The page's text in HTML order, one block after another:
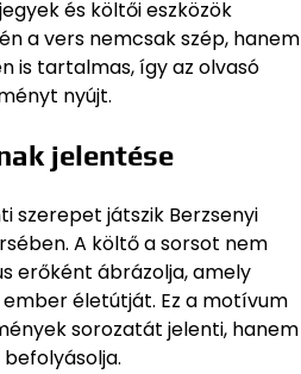
és költői eszközök
a vers nemcsak szép, hanem
is tartalmas, így az olvasó
nyújt.
jelentése
szerepet játszik Berzsenyi
A költő a sorsot nem
erőként ábrázolja, amely
életútját. Ez a motívum
sorozatát jelenti, hanem